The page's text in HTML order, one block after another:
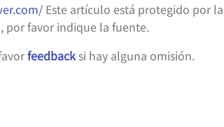
Este artículo está protegido por la
por favor indique la fuente.
feedbacksi hay alguna omisión.